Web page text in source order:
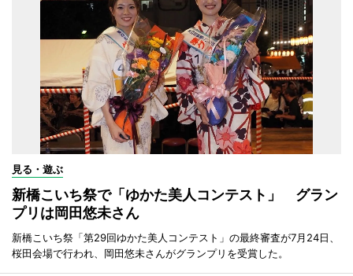
見る・遊ぶ
新橋こいち祭で「ゆかた美人コンテスト」 グラン
プリは岡田悠未さん
新橋こいち祭「第29回ゆかた美人コンテスト」の最終審査が7月24日、
桜田会場で行われ、岡田悠未さんがグランプリを受賞した。